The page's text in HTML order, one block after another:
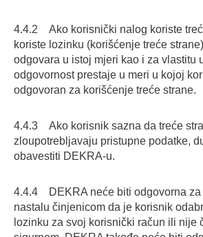
4.4.2 Ako korisnički nalog koriste
koriste lozinku (korišćenje treće
odgovara u istoj mjeri kao i za vlastitu
odgovornost prestaje u meri u kojoj
odgovoran za korišćenje treće strane.
4.4.3 Ako korisnik sazna da treće
zloupotrebljavaju pristupne podatke,
obavestiti DEKRA-u.
4.4.4 DEKRA neće biti odgovorna za
nastalu činjenicom da je korisnik
lozinku za svoj korisnički račun ili nije